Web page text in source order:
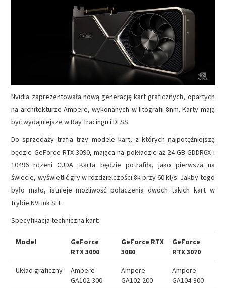
Nvidia zaprezentowała nową generację kart graficznych, opartych
na architekturze Ampere, wykonanych w litografii 8nm. Karty mają
być wydajniejsze w Ray Tracingu i DLSS.
Do sprzedaży trafią trzy modele kart, z których najpotężniejszą
będzie GeForce RTX 3090, mająca na pokładzie aż 24 GB GDDR6X i
10496 rdzeni CUDA. Karta będzie potrafiła, jako pierwsza na
świecie, wyświetlić gry w rozdzielczości 8k przy 60 kl/s. Jakby tego
było mało, istnieje możliwość połączenia dwóch takich kart w
trybie NVLink SLI.
Specyfikacja techniczna kart:
Model
GeForce
RTX 3090
GeForce RTX
3080
GeForce
RTX 3070
Układ graficzny
Ampere
GA102-300
Ampere
GA102-200
Ampere
GA104-300